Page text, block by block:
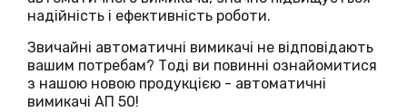
надійність і ефективність роботи.
Звичайні автоматичні вимикачі не відповідають
вашим потребам? Тоді ви повинні ознайомитися
з нашою новою продукцією - автоматичні
вимикачі АП 50!